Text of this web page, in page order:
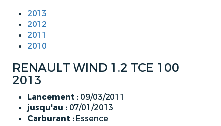
2013
2012
2011
2010
RENAULT WIND 1.2 TCE 100
2013
Lancement : 09/03/2011
jusqu'au : 07/01/2013
Carburant : Essence